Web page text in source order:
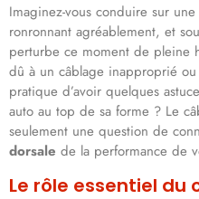
Imaginez-vous conduire sur
ronronnant agréablement, et
perturbe ce moment de pleine
dû à un câblage inapproprié
pratique d’avoir quelques
auto au top de sa forme ? Le
seulement une question de
dorsale de la performance de
Le rôle essentiel